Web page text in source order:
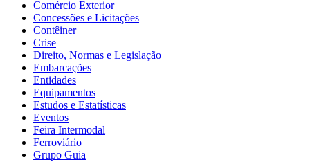
Comércio Exterior
Concessões e Licitações
Contêiner
Crise
Direito, Normas e Legislação
Embarcações
Entidades
Equipamentos
Estudos e Estatísticas
Eventos
Feira Intermodal
Ferroviário
Grupo Guia